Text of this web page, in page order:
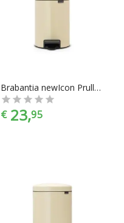
Brabantia newIcon Prullenbak - 3 l - Almond
€ 23,95